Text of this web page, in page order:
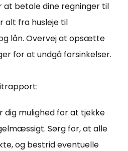
at betale dine regninger til
alt fra husleje til
lån. Overvej at opsætte
for at undgå forsinkelser.
dig mulighed for at tjekke
Sørg for, at alle
og bestrid eventuelle